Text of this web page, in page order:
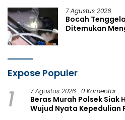
7 Agustus 2026
Bocah
Ditemukan
Expose Populer
1 7 Agustus 2026 0 Komentar
Beras Murah Polsek Siak
Wujud Nyata Kepedulian